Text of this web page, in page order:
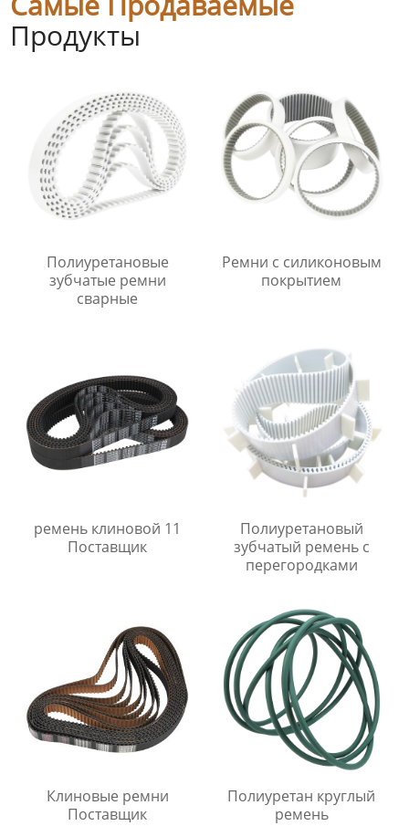
Продукты
Полиуретановые
зубчатые ремни
сварные
Ремни с силиконовым
покрытием
ремень клиновой 11
Поставщик
Полиуретановый
зубчатый ремень с
перегородками
Клиновые ремни
Поставщик
Полиуретан круглый
ремень